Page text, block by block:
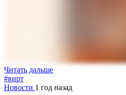
Читать дальше
#вирт
Новости 1 год назад